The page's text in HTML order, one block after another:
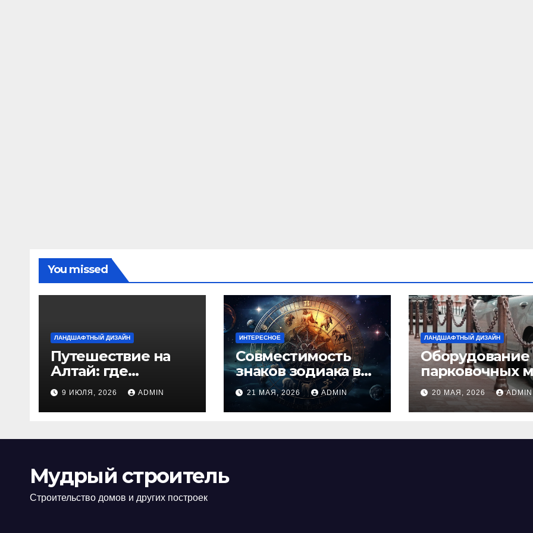
You missed
ЛАНДШАФТНЫЙ ДИЗАЙН
Путешествие на
Алтай: где
природа
встречается с
духом
9 ИЮЛЯ, 2026 ADMIN
ИНТЕРЕСНОЕ
Совместимость
знаков зодиака в
любви: как найти
идеальную пару и
избежать
21 МАЯ, 2026 ADMIN
ЛАНДШАФТНЫЙ ДИЗАЙН
Оборудование
парковочных
виды,
нормы
20 МАЯ, 2026 ADMIN
Мудрый строитель
Строительство домов и других построек